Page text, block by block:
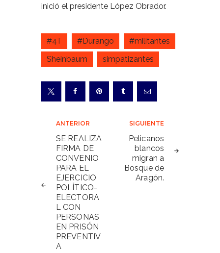
inició el presidente López Obrador.
#4T #Durango
#militantes
Sheinbaum
simpatizantes
Navegación
de
entradas
ANTERIOR
SE REALIZA
FIRMA DE
CONVENIO
PARA EL
EJERCICIO
POLÍTICO-
ELECTORA
L CON
PERSONAS
EN PRISÓN
PREVENTIV
A
SIGUIENTE
Pelicanos
blancos
migran a
Bosque de
Aragón.